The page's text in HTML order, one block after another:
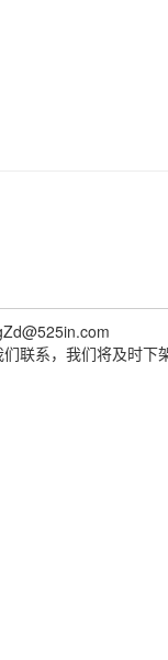
联系，我们将及时下